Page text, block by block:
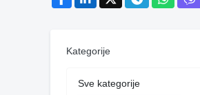
Kategorije
Sve kategorije